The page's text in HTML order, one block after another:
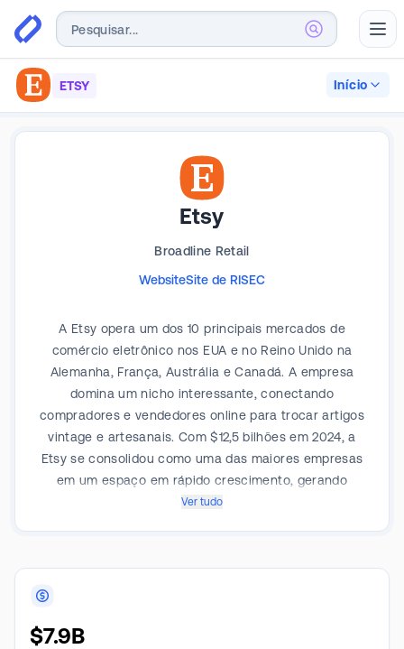
ETSY Início
Etsy
Broadline Retail
WebsiteSite de RISEC
A Etsy opera um dos 10 principais mercados de
comércio eletrônico nos EUA e no Reino Unido na
Alemanha, França, Austrália e Canadá. A empresa
domina um nicho interessante, conectando
compradores e vendedores online para trocar artigos
vintage e artesanais. Com $12,5 bilhões em 2024, a
Etsy se consolidou como uma das maiores empresas
em um espaço em rápido crescimento, gerando
receita com taxas de listagem, comissões sobre itens
cerca de 95 milhões de compradores e 8 milhões de
Ver tudo
$7.9B